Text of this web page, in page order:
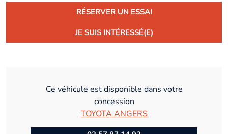
RÉSERVER UN ESSAI
JE SUIS INTÉRESSÉ(E)
Ce véhicule est disponible dans votre
concession
TOYOTA ANGERS